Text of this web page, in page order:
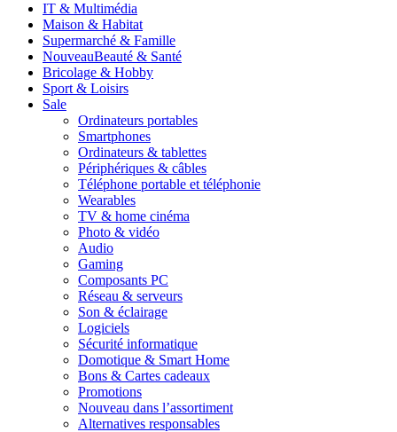
IT & Multimédia
Maison & Habitat
Supermarché & Famille
NouveauBeauté & Santé
Bricolage & Hobby
Sport & Loisirs
Sale
Ordinateurs portables
Smartphones
Ordinateurs & tablettes
Périphériques & câbles
Téléphone portable et téléphonie
Wearables
TV & home cinéma
Photo & vidéo
Audio
Gaming
Composants PC
Réseau & serveurs
Son & éclairage
Logiciels
Sécurité informatique
Domotique & Smart Home
Bons & Cartes cadeaux
Promotions
Nouveau dans l’assortiment
Alternatives responsables